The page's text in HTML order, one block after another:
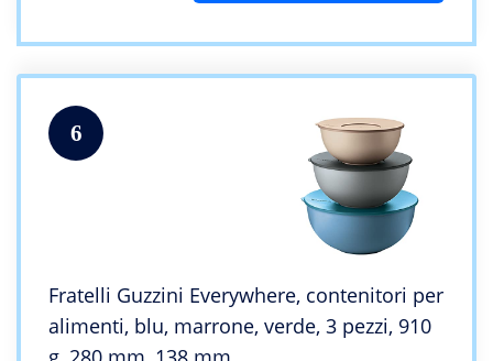
6
Fratelli Guzzini Everywhere, contenitori per
alimenti, blu, marrone, verde, 3 pezzi, 910